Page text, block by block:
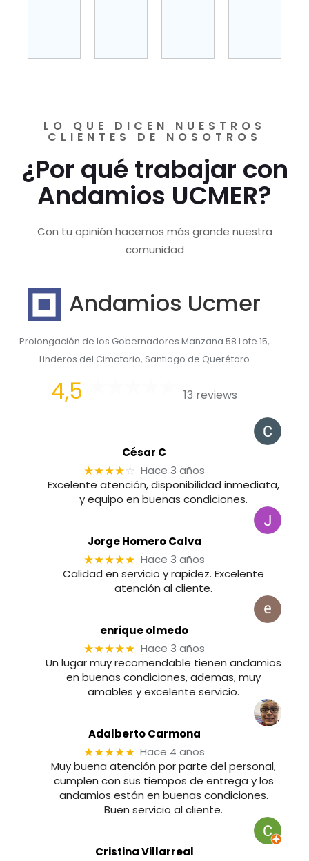
LO QUE DICEN NUESTROS
CLIENTES DE NOSOTROS
¿Por qué trabajar con
Andamios UCMER?
Con tu opinión hacemos más grande nuestra
comunidad
Andamios Ucmer
Prolongación de los Gobernadores Manzana 58 Lote 15,
Linderos del Cimatario, Santiago de Querétaro
4,5 13 reviews
César C
★★★★☆ Hace 3 años
Excelente atención, disponibilidad inmediata,
y equipo en buenas condiciones.
Jorge Homero Calva
★★★★★ Hace 3 años
Calidad en servicio y rapidez. Excelente
atención al cliente.
enrique olmedo
★★★★★ Hace 3 años
Un lugar muy recomendable tienen andamios
en buenas condiciones, ademas, muy
amables y excelente servicio.
Adalberto Carmona
★★★★★ Hace 4 años
Muy buena atención por parte del personal,
cumplen con sus tiempos de entrega y los
andamios están en buenas condiciones.
Buen servicio al cliente.
Cristina Villarreal